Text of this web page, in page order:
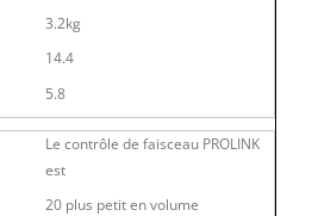
3.2kg
14.4
5.8
Le contrôle de faisceau PROLINK
est
20 plus petit en volume